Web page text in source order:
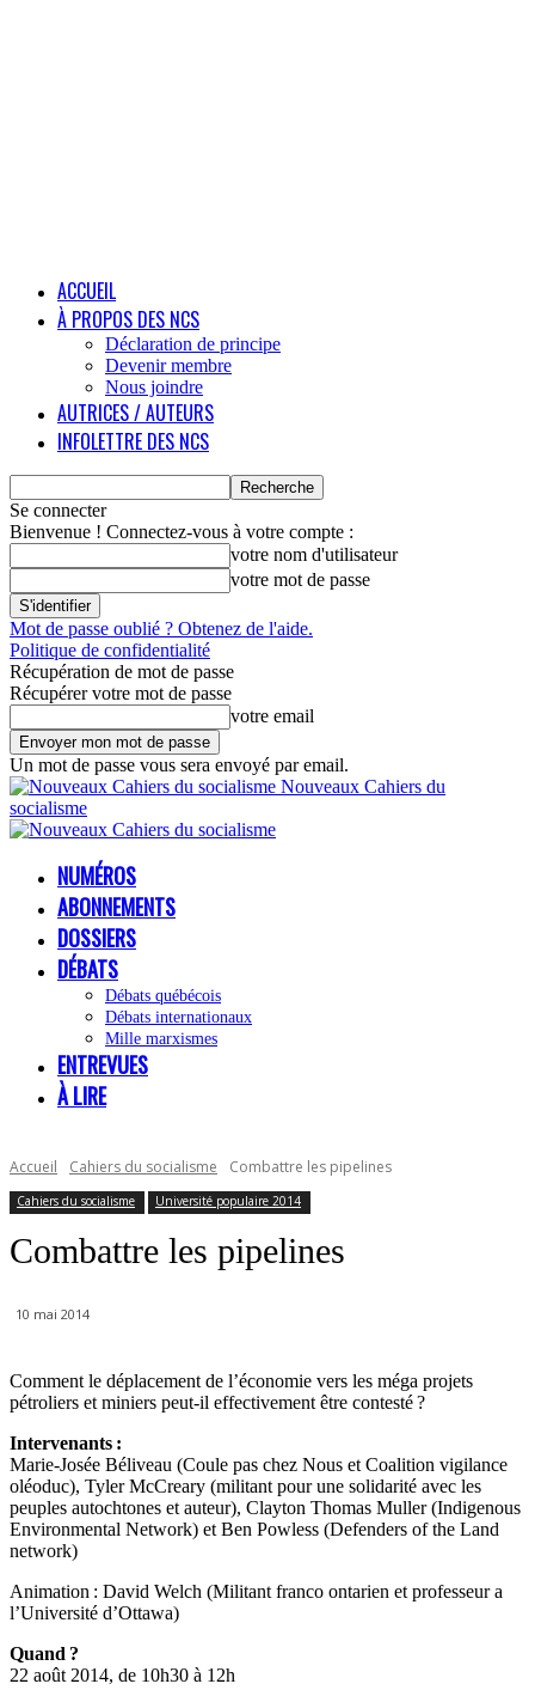
ACCUEIL
À PROPOS DES NCS
Déclaration de principe
Devenir membre
Nous joindre
AUTRICES / AUTEURS
INFOLETTRE DES NCS
Se connecter
Bienvenue ! Connectez-vous à votre compte :
votre nom d'utilisateur
votre mot de passe
Mot de passe oublié ? Obtenez de l'aide.
Politique de confidentialité
Récupération de mot de passe
Récupérer votre mot de passe
votre email
Un mot de passe vous sera envoyé par email.
Nouveaux Cahiers du
socialisme
NUMÉROS
ABONNEMENTS
DOSSIERS
DÉBATS
Débats québécois
Débats internationaux
Mille marxismes
ENTREVUES
À LIRE
Accueil Cahiers du socialisme Combattre les pipelines
Cahiers du socialisme Université populaire 2014
Combattre les pipelines
10 mai 2014
Comment le déplacement de l’économie vers les méga projets
pétroliers et miniers peut-il effectivement être contesté ?
Intervenants :
Marie-Josée Béliveau (Coule pas chez Nous et Coalition vigilance
oléoduc), Tyler McCreary (militant pour une solidarité avec les
peuples autochtones et auteur), Clayton Thomas Muller (Indigenous
Environmental Network) et Ben Powless (Defenders of the Land
network)
Animation : David Welch (Militant franco ontarien et professeur a
l’Université d’Ottawa)
Quand ?
22 août 2014, de 10h30 à 12h